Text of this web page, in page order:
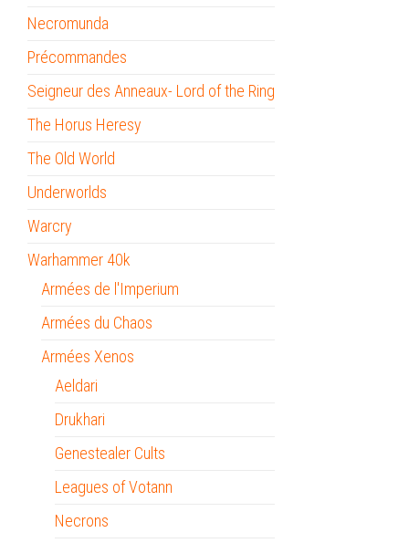
Necromunda
Précommandes
Seigneur des Anneaux- Lord of the Ring
The Horus Heresy
The Old World
Underworlds
Warcry
Warhammer 40k
Armées de l'Imperium
Armées du Chaos
Armées Xenos
Aeldari
Drukhari
Genestealer Cults
Leagues of Votann
Necrons